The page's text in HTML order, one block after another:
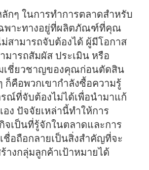
กๆ ในการทำการตลาดสำหรับ
ฉพาะทางอยู่ที่ผลิตภัณฑ์ที่คุณ
สามารถจับต้องได้ ผู้มีโอกาส
มารถสัมผัส ประเมิน หรือ
เชี่ยวชาญของคุณก่อนตัดสิน
ก็คือพวกเขากำลังซื้อความรู้
ณ์ที่จับต้องไม่ได้เพื่อนำมาแก้
ง ปัจจัยเหล่านี้ทำให้การ
เป็นที่รู้จักในตลาดและการ
ชื่อถือกลายเป็นสิ่งสำคัญที่จะ
างกลุ่มลูกค้าเป้าหมายได้